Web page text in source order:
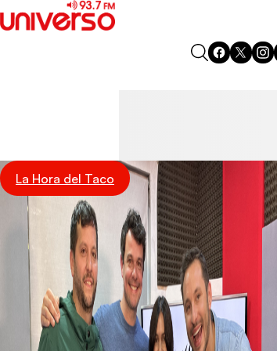
Podcasts
Destacados
La Hora del Taco